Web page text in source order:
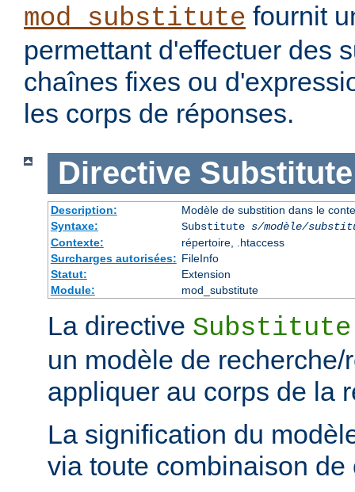
mod_substitute fournit
permettant d'effectuer des
chaînes fixes ou
les corps de réponses.
Directive Substitute
Description:
Modèle de substition dans le
Syntaxe:
Substitute s/modèle/
Contexte:
répertoire, .htaccess
Surcharges autorisées: FileInfo
Statut:
Extension
Module:
mod_substitute
La directive Substitute
un modèle de
appliquer au corps de la
La signification du
via toute combinaison de